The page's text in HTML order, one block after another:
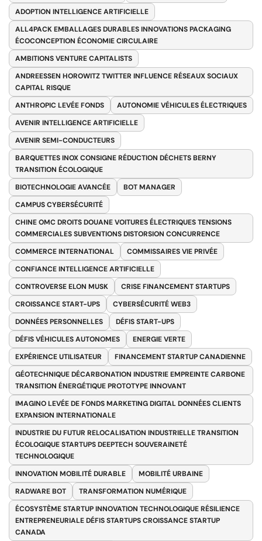
ADOPTION INTELLIGENCE ARTIFICIELLE
ALL4PACK EMBALLAGES DURABLES INNOVATIONS PACKAGING
ÉCOCONCEPTION ÉCONOMIE CIRCULAIRE
AMBITIONS VENTURE CAPITALISTS
ANDREESSEN HOROWITZ TWITTER INFLUENCE RÉSEAUX SOCIAUX
CAPITAL RISQUE
ANTHROPIC LEVÉE FONDS
AUTONOMIE VÉHICULES ÉLECTRIQUES
AVENIR INTELLIGENCE ARTIFICIELLE
AVENIR SEMI-CONDUCTEURS
BARQUETTES INOX CONSIGNE RÉDUCTION DÉCHETS BERNY
TRANSITION ÉCOLOGIQUE
BIOTECHNOLOGIE AVANCÉE
BOT MANAGER
CAMPUS CYBERSÉCURITÉ
CHINE OMC DROITS DOUANE VOITURES ÉLECTRIQUES TENSIONS
COMMERCIALES SUBVENTIONS DISTORSION CONCURRENCE
COMMERCE INTERNATIONAL
COMMISSAIRES VIE PRIVÉE
CONFIANCE INTELLIGENCE ARTIFICIELLE
CONTROVERSE ELON MUSK
CRISE FINANCEMENT STARTUPS
CROISSANCE START-UPS
CYBERSÉCURITÉ WEB3
DONNÉES PERSONNELLES
DÉFIS START-UPS
DÉFIS VÉHICULES AUTONOMES
ENERGIE VERTE
EXPÉRIENCE UTILISATEUR
FINANCEMENT STARTUP CANADIENNE
GÉOTECHNIQUE DÉCARBONATION INDUSTRIE EMPREINTE CARBONE
TRANSITION ÉNERGÉTIQUE PROTOTYPE INNOVANT
IMAGINO LEVÉE DE FONDS MARKETING DIGITAL DONNÉES CLIENTS
EXPANSION INTERNATIONALE
INDUSTRIE DU FUTUR RELOCALISATION INDUSTRIELLE TRANSITION
ÉCOLOGIQUE STARTUPS DEEPTECH SOUVERAINETÉ
TECHNOLOGIQUE
INNOVATION MOBILITÉ DURABLE
MOBILITÉ URBAINE
RADWARE BOT
TRANSFORMATION NUMÉRIQUE
ÉCOSYSTÈME STARTUP INNOVATION TECHNOLOGIQUE RÉSILIENCE
ENTREPRENEURIALE DÉFIS STARTUPS CROISSANCE STARTUP
CANADA